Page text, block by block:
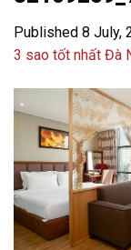
Published 8 July,
3 sao tốt nhất Đà